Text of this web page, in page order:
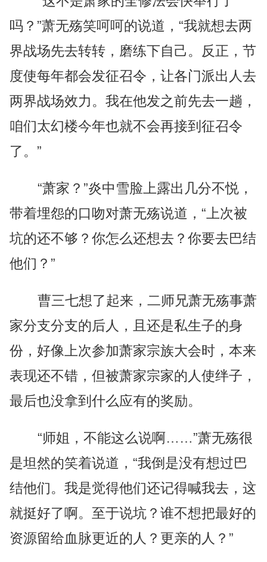
吗？”萧无殇笑呵呵的说道，“我就想去两
界战场先去转转，磨练下自己。反正，节
度使每年都会发征召令，让各门派出人去
两界战场效力。我在他发之前先去一趟，
咱们太幻楼今年也就不会再接到征召令
了。”
“萧家？”炎中雪脸上露出几分不悦，
带着埋怨的口吻对萧无殇说道，“上次被
坑的还不够？你怎么还想去？你要去巴结
他们？”
曹三七想了起来，二师兄萧无殇事萧
家分支分支的后人，且还是私生子的身
份，好像上次参加萧家宗族大会时，本来
表现还不错，但被萧家宗家的人使绊子，
最后也没拿到什么应有的奖励。
“师姐，不能这么说啊……”萧无殇很
是坦然的笑着说道，“我倒是没有想过巴
结他们。我是觉得他们还记得喊我去，这
就挺好了啊。至于说坑？谁不想把最好的
资源留给血脉更近的人？更亲的人？”